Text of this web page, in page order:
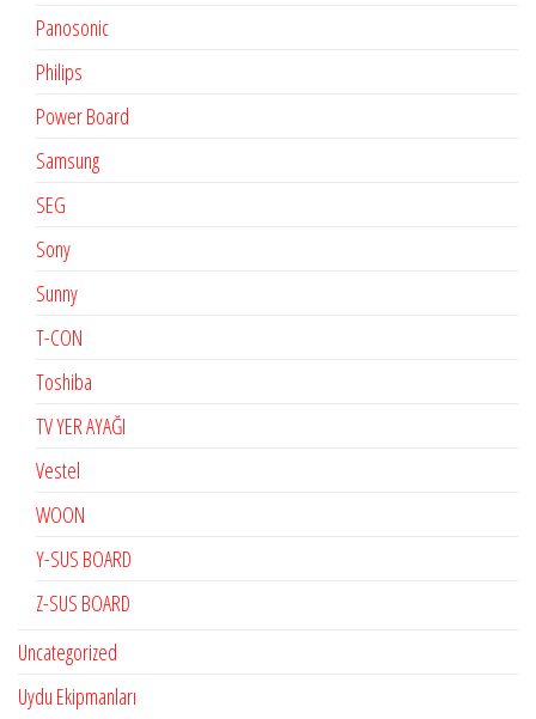
Panosonic
Philips
Power Board
Samsung
SEG
Sony
Sunny
T-CON
Toshiba
TV YER AYAĞI
Vestel
WOON
Y-SUS BOARD
Z-SUS BOARD
Uncategorized
Uydu Ekipmanları